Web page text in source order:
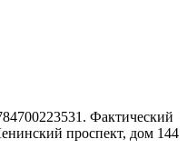
Фактический
проспект, дом 144